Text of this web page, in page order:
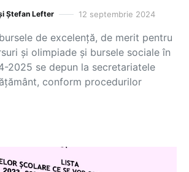
Ștefan Lefter 12 septembrie 2024
de excelență, de merit pentru
și olimpiade și bursele sociale în
2025 se depun la secretariatele
conform procedurilor